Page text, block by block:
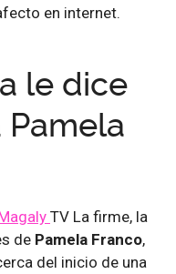
en internet.
le dice
TV La firme, la
de Pamela Franco,
del inicio de una